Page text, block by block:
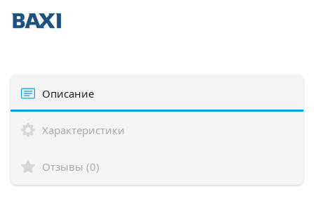
Описание
Характеристики
Отзывы (0)